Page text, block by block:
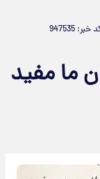
947535
ما مفید